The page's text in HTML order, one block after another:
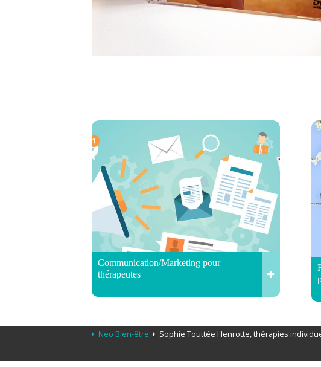
Communication/Marketing pour
thérapeutes
Neo Bien-être
Sophie Touttée Henrotte, thérapies